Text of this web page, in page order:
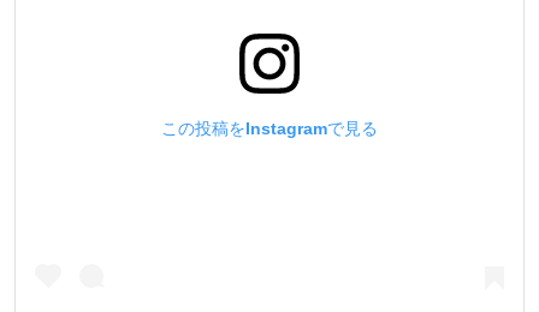
この投稿をInstagramで見る